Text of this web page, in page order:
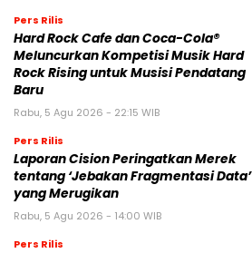
Pers Rilis
Hard Rock Cafe dan Coca-Cola®
Meluncurkan Kompetisi Musik Hard
Rock Rising untuk Musisi Pendatang
Baru
Rabu, 5 Agu 2026 - 22:15 WIB
Pers Rilis
Laporan Cision Peringatkan Merek
tentang ‘Jebakan Fragmentasi Data’
yang Merugikan
Rabu, 5 Agu 2026 - 14:00 WIB
Pers Rilis